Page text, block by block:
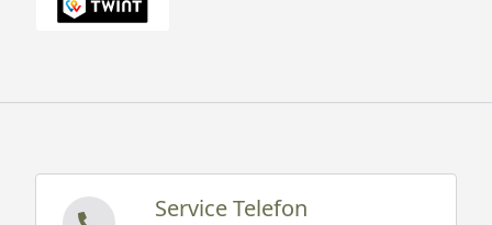
Räder sind frei zugänglich, ideal für Reparaturen-
Schutz
Service Telefon